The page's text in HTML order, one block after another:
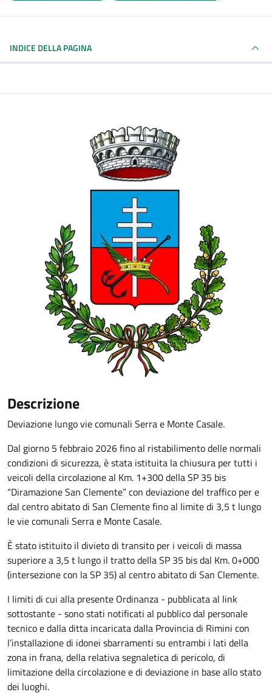
INDICE DELLA PAGINA
Descrizione
Deviazione lungo vie comunali Serra e Monte Casale.
Dal giorno 5 febbraio 2026 fino al ristabilimento delle normali
condizioni di sicurezza, è stata istituita la chiusura per tutti i
veicoli della circolazione al Km. 1+300 della SP 35 bis
“Diramazione San Clemente” con deviazione del traffico per e
dal centro abitato di San Clemente fino al limite di 3,5 t lungo
le vie comunali Serra e Monte Casale.
È stato istituito il divieto di transito per i veicoli di massa
superiore a 3,5 t lungo il tratto della SP 35 bis dal Km. 0+000
(intersezione con la SP 35) al centro abitato di San Clemente.
I limiti di cui alla presente Ordinanza - pubblicata al link
sottostante - sono stati notificati al pubblico dal personale
tecnico e dalla ditta incaricata dalla Provincia di Rimini con
l’installazione di idonei sbarramenti su entrambi i lati della
zona in frana, della relativa segnaletica di pericolo, di
limitazione della circolazione e di deviazione in base allo stato
dei luoghi.